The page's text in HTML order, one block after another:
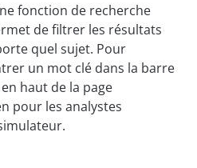
fonction de recherche
de filtrer les résultats
quel sujet. Pour
un mot clé dans la barre
haut de la page
pour les analystes